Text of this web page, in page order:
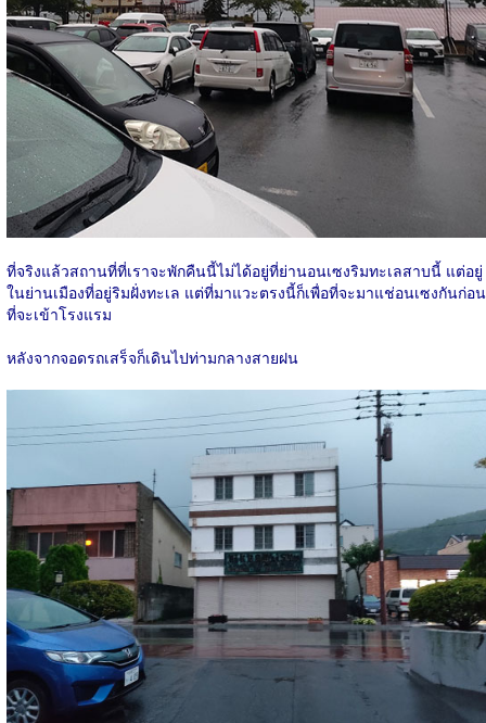
ที่จริงแล้วสถานที่ที่เราจะพักคืนนี้ไม่ได้อยู่ที่ย่านอนเซงริมทะเลสาบนี้ แต่อยู่
ในย่านเมืองที่อยู่ริมฝั่งทะเล แต่ที่มาแวะตรงนี้ก็เพื่อที่จะมาแช่อนเซงกันก่อน
ที่จะเข้าโรงแรม
หลังจากจอดรถเสร็จก็เดินไปท่ามกลางสายฝน